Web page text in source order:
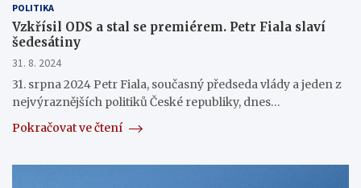
POLITIKA
Vzkřísil ODS a stal se premiérem. Petr Fiala slaví
šedesátiny
31. 8. 2024
31. srpna 2024 Petr Fiala, současný předseda vlády a jeden z
nejvýraznějších politiků České republiky, dnes…
Pokračovat ve čtení